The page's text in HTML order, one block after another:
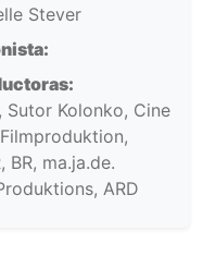
Räumen
Stever
Sutor Kolonko, Cine
BR, ma.ja.de.
ARD